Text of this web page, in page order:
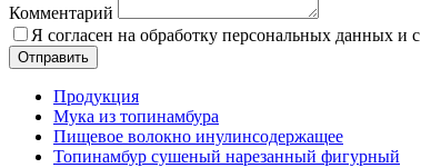
Комментарий
Я согласен на обработку персональных данных и с
Отправить
Продукция
Мука из топинамбура
Пищевое волокно инулинсодержащее
Топинамбур сушеный нарезанный фигурный